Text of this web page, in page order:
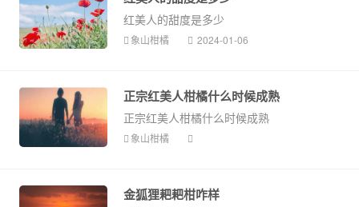
红美人的甜度是多少
象山柑橘 2024-01-06
正宗红美人柑橘什么时候成熟
正宗红美人柑橘什么时候成熟
象山柑橘
金狐狸耙耙柑咋样